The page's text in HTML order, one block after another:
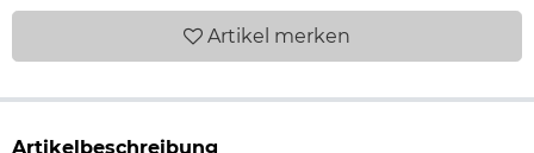
Artikel merken
Artikelbeschreibung